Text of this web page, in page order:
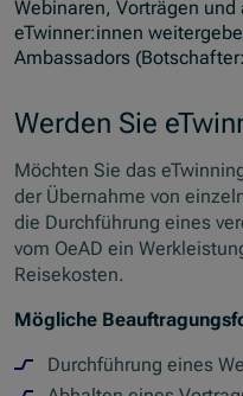
Webinaren, Vorträgen und
eTwinner:innen
Ambassadors
Werden Sie
Möchten Sie das
der Übernahme von
die Durchführung eines
vom OeAD ein
Reisekosten.
Mögliche
Durchführung eines